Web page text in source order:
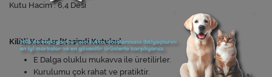
Kutu Hacim : 6,4 Desi
Kilitli Kutular [Kesimli Kutular]
E Dalga oluklu mukavva ile üretilirler.
Kurulumu çok rahat ve pratiktir.